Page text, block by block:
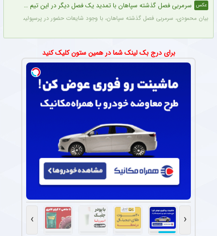
عکس سرمربی فصل گذشته سپاهان با تمدید یک فصل دیگر در این تیم ماند + عکس
بیان محمودی، سرمربی فصل گذشته سپاهان، با وجود شایعات حضور در پرسپولیس،
برای درج بک لینک شما در همین ستون کلیک کنید
‹
›